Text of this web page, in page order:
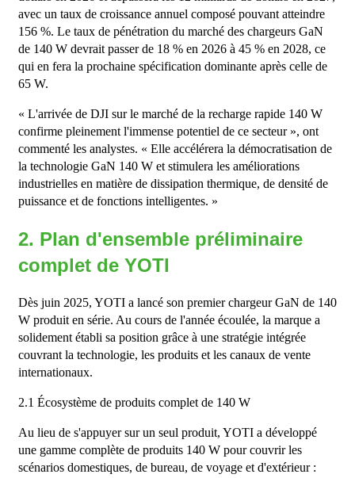
avec un taux de croissance annuel composé pouvant atteindre
156 %. Le taux de pénétration du marché des chargeurs GaN
de 140 W devrait passer de 18 % en 2026 à 45 % en 2028, ce
qui en fera la prochaine spécification dominante après celle de
65 W.
« L'arrivée de DJI sur le marché de la recharge rapide 140 W
confirme pleinement l'immense potentiel de ce secteur », ont
commenté les analystes. « Elle accélérera la démocratisation de
la technologie GaN 140 W et stimulera les améliorations
industrielles en matière de dissipation thermique, de densité de
puissance et de fonctions intelligentes. »
2. Plan d'ensemble préliminaire
complet de YOTI
Dès juin 2025, YOTI a lancé son premier chargeur GaN de 140
W produit en série. Au cours de l'année écoulée, la marque a
solidement établi sa position grâce à une stratégie intégrée
couvrant la technologie, les produits et les canaux de vente
internationaux.
2.1 Écosystème de produits complet de 140 W
Au lieu de s'appuyer sur un seul produit, YOTI a développé
une gamme complète de produits 140 W pour couvrir les
scénarios domestiques, de bureau, de voyage et d'extérieur :